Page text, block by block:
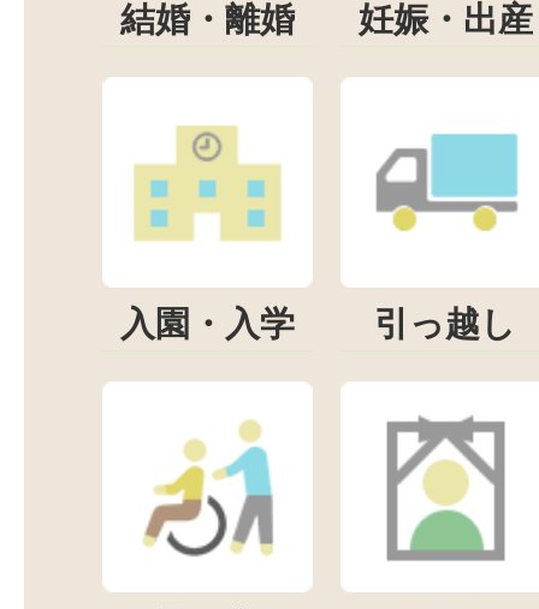
結婚・離婚 妊娠・出産
入園・入学 引っ越し